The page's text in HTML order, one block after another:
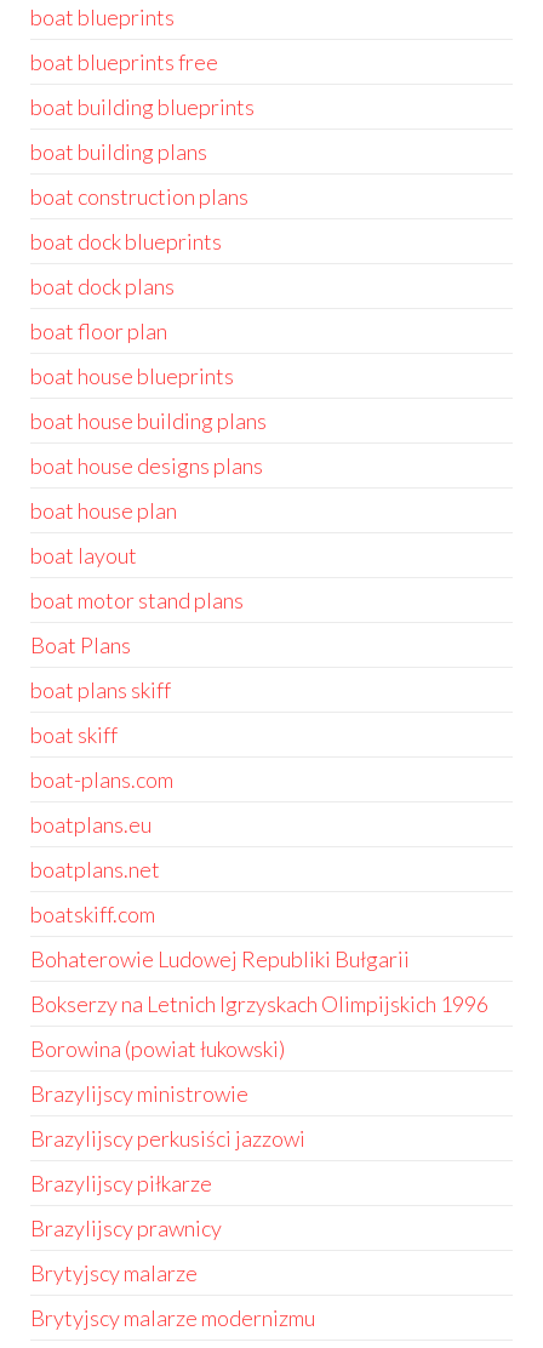
boat blueprints
boat blueprints free
boat building blueprints
boat building plans
boat construction plans
boat dock blueprints
boat dock plans
boat floor plan
boat house blueprints
boat house building plans
boat house designs plans
boat house plan
boat layout
boat motor stand plans
Boat Plans
boat plans skiff
boat skiff
boat-plans.com
boatplans.eu
boatplans.net
boatskiff.com
Bohaterowie Ludowej Republiki Bułgarii
Bokserzy na Letnich Igrzyskach Olimpijskich 1996
Borowina (powiat łukowski)
Brazylijscy ministrowie
Brazylijscy perkusiści jazzowi
Brazylijscy piłkarze
Brazylijscy prawnicy
Brytyjscy malarze
Brytyjscy malarze modernizmu